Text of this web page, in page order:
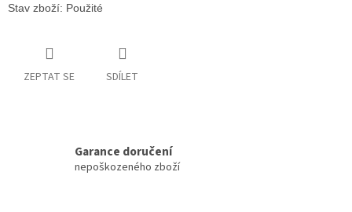
Stav zboží: Použité
ZEPTAT SE SDÍLET
Garance doručení
nepoškozeného zboží